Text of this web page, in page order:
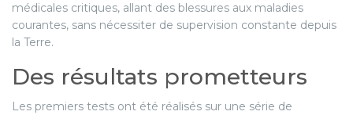
médicales critiques, allant des blessures aux maladies
courantes, sans nécessiter de supervision constante depuis
la Terre.
Des résultats prometteurs
Les premiers tests ont été réalisés sur une série de